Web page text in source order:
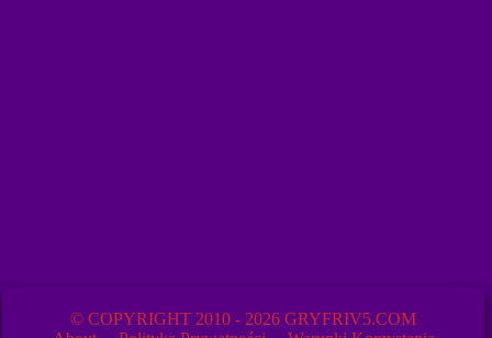
© COPYRIGHT 2010 - 2026 GRYFRIV5.COM